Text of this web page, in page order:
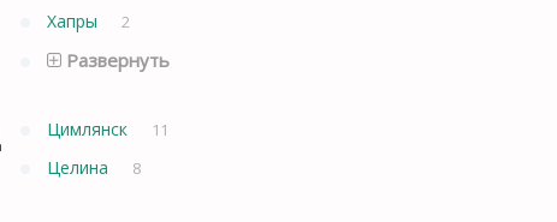
Хапры 2
Развернуть
Цимлянск 11
Целина 8